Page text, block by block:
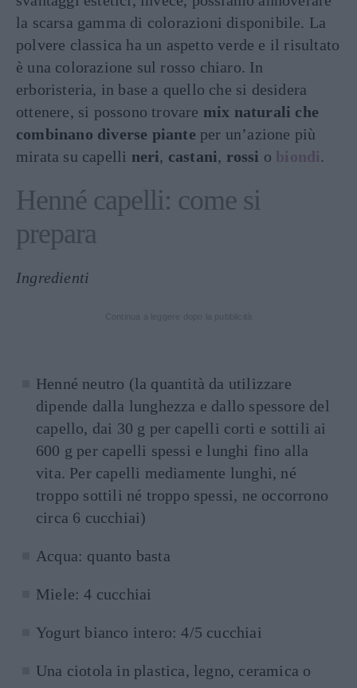
la scarsa gamma di colorazioni disponibile. La
polvere classica ha un aspetto verde e il risultato
è una colorazione sul rosso chiaro. In
erboristeria, in base a quello che si desidera
ottenere, si possono trovare mix naturali che
combinano diverse piante per un’azione più
mirata su capelli neri, castani, rossi o biondi.
Henné capelli: come si
prepara
Ingredienti
Henné neutro (la quantità da utilizzare
dipende dalla lunghezza e dallo spessore del
capello, dai 30 g per capelli corti e sottili ai
600 g per capelli spessi e lunghi fino alla
vita. Per capelli mediamente lunghi, né
troppo sottili né troppo spessi, ne occorrono
circa 6 cucchiai)
Acqua: quanto basta
Miele: 4 cucchiai
Yogurt bianco intero: 4/5 cucchiai
Una ciotola in plastica, legno, ceramica o